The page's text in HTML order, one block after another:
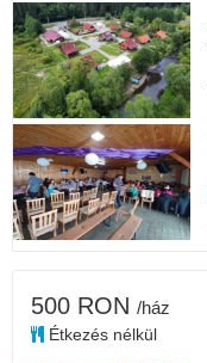
500 RON /ház
Étkezés nélkül